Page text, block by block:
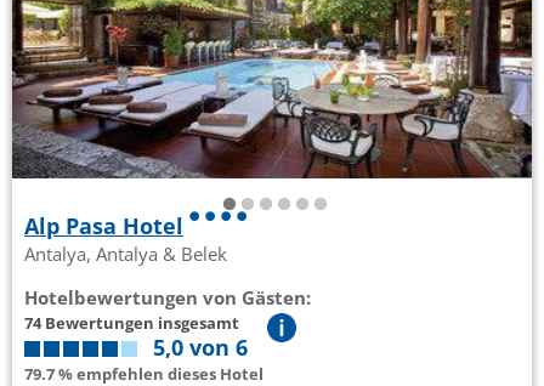
Alp Pasa Hotel
Antalya, Antalya & Belek
Hotelbewertungen von Gästen:
74 Bewertungen insgesamt
5,0 von 6
79.7 % empfehlen dieses Hotel